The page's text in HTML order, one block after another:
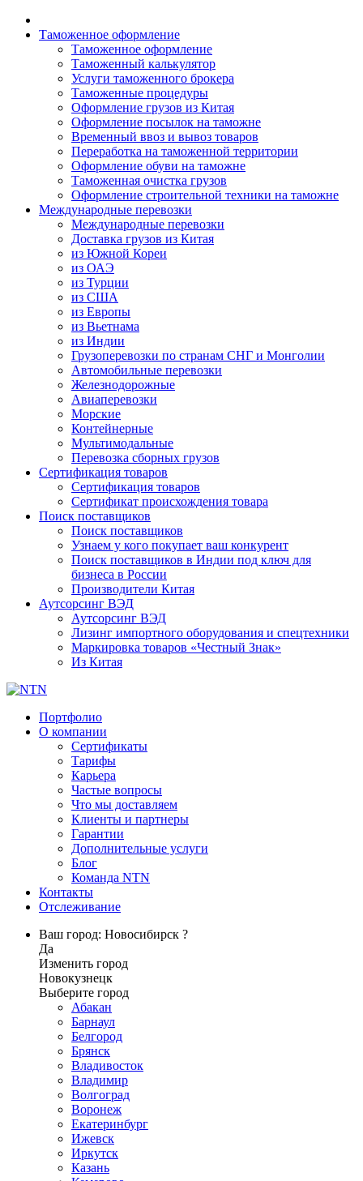
Таможенное оформление
Таможенное оформление
Таможенный калькулятор
Услуги таможенного брокера
Таможенные процедуры
Оформление грузов из Китая
Оформление посылок на таможне
Временный ввоз и вывоз товаров
Переработка на таможенной территории
Оформление обуви на таможне
Таможенная очистка грузов
Оформление строительной техники на таможне
Международные перевозки
Международные перевозки
Доставка грузов из Китая
из Южной Кореи
из ОАЭ
из Турции
из США
из Европы
из Вьетнама
из Индии
Грузоперевозки по странам СНГ и Монголии
Автомобильные перевозки
Железнодорожные
Авиаперевозки
Морские
Контейнерные
Мультимодальные
Перевозка сборных грузов
Сертификация товаров
Сертификация товаров
Сертификат происхождения товара
Поиск поставщиков
Поиск поставщиков
Узнаем у кого покупает ваш конкурент
Поиск поставщиков в Индии под ключ для
бизнеса в России
Производители Китая
Аутсорсинг ВЭД
Аутсорсинг ВЭД
Лизинг импортного оборудования и спецтехники
Маркировка товаров «Честный Знак»
Из Китая
Портфолио
О компании
Сертификаты
Тарифы
Карьера
Частые вопросы
Что мы доставляем
Клиенты и партнеры
Гарантии
Дополнительные услуги
Блог
Команда NTN
Контакты
Отслеживание
Ваш город: Новосибирск ?
Да
Изменить город
Новокузнецк
Выберите город
Абакан
Барнаул
Белгород
Брянск
Владивосток
Владимир
Волгоград
Воронеж
Екатеринбург
Ижевск
Иркутск
Казань